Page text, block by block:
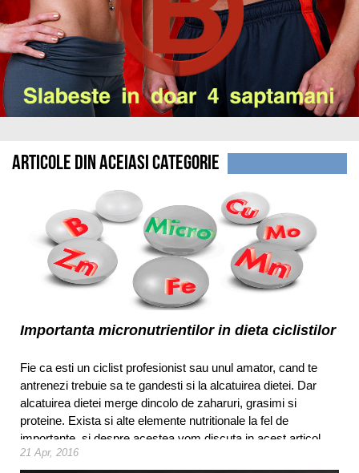
Articole din aceiasi categorie
Importanta micronutrientilor in dieta ciclistilor
Fie ca esti un ciclist profesionist sau unul amator, cand te
antrenezi trebuie sa te gandesti si la alcatuirea dietei. Dar
alcatuirea dietei merge dincolo de zaharuri, grasimi si
proteine. Exista si alte elemente nutritionale la fel de
importante, si despre acestea vom discuta in acest articol.
21 Apr, 2016